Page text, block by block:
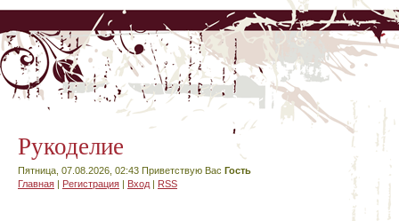
Рукоделие
Пятница, 07.08.2026, 02:43 Приветствую Вас Гость
Главная | Регистрация | Вход | RSS